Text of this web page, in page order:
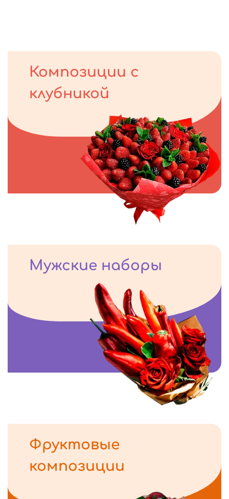
Композиции с
клубникой
Мужские наборы
Фруктовые
композиции